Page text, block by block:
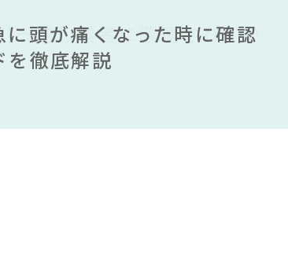
る？無印良品で買える有
を一挙紹介
越し業者に敬遠されてい
頭が痛くなった時に確認
を徹底解説
のインテリアスタイルか
リアスタイル18選
る？無印良品で買える有
を一挙紹介
越し業者に敬遠されてい